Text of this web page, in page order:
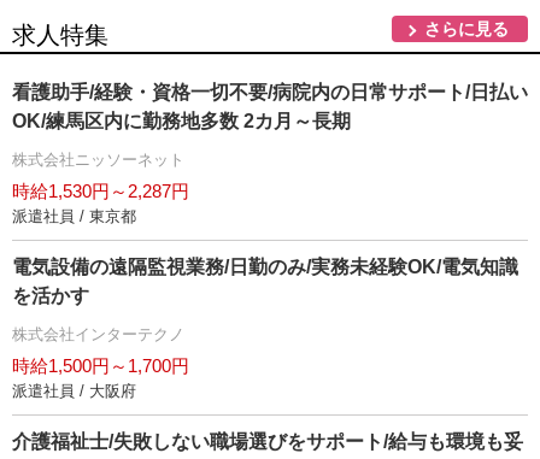
求人特集 さらに見る
看護助手/経験・資格一切不要/病院内の日常サポート/日払い
OK/練馬区内に勤務地多数 2カ月～長期
株式会社ニッソーネット
時給1,530円～2,287円
派遣社員 / 東京都
電気設備の遠隔監視業務/日勤のみ/実務未経験OK/電気知識
を活かす
株式会社インターテクノ
時給1,500円～1,700円
派遣社員 / 大阪府
介護福祉士/失敗しない職場選びをサポート/給与も環境も妥